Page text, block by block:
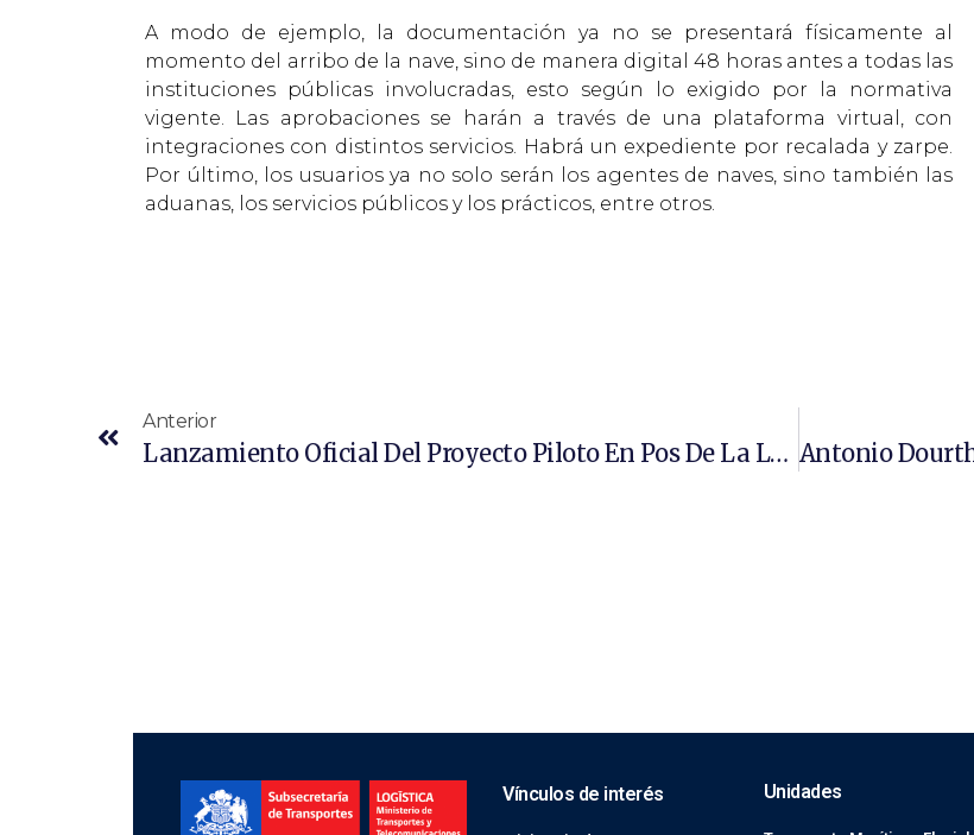
A modo de ejemplo, la documentación ya no se presentará físicamente al
momento del arribo de la nave, sino de manera digital 48 horas antes a todas las
instituciones públicas involucradas, esto según lo exigido por la normativa
vigente. Las aprobaciones se harán a través de una plataforma virtual, con
integraciones con distintos servicios. Habrá un expediente por recalada y zarpe.
Por último, los usuarios ya no solo serán los agentes de naves, sino también las
aduanas, los servicios públicos y los prácticos, entre otros.
Anterior
Lanzamiento Oficial Del Proyecto Piloto En Pos De La Logística Urbana, Que Busca El Recambio De Bicicletas Motor Mosquito A Bicicletas Eléctricas
Vínculos de interés Unidades